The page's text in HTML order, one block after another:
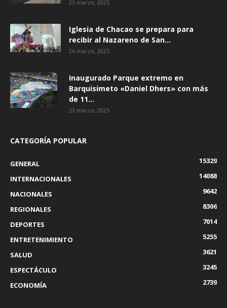
25 marzo, 2025
Iglesia de Chacao se prepara para
recibir al Nazareno de San...
26 marzo, 2025
Inaugurado Parque extremo en
Barquisimeto «Daniel Dhers» con más
de 11...
23 marzo, 2025
CATEGORÍA POPULAR
GENERAL
15329
INTERNACIONALES
14088
NACIONALES
9642
REGIONALES
8306
DEPORTES
7014
ENTRETENIMIENTO
5255
SALUD
3621
ESPECTÁCULO
3245
ECONOMÍA
2739